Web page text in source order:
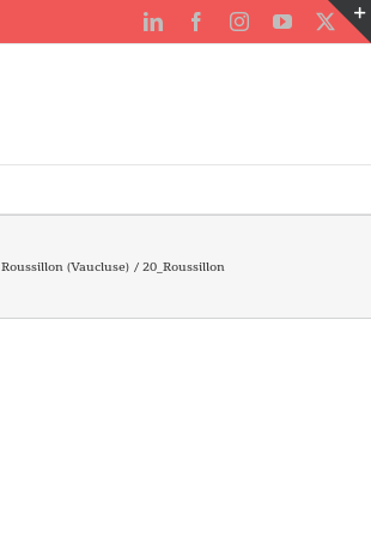
LinkedInFacebookInstagramYouTube
X
Roussillon (Vaucluse) 20_Roussillon